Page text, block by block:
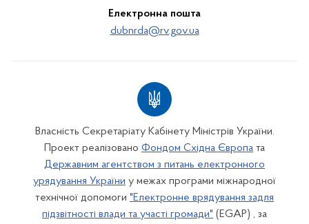
Електронна пошта
dubnrda@rv.gov.ua
Власність Секретаріату Кабінету Міністрів України.
Проект реалізовано Фондом Східна Європа та
Державним агентством з питань електронного
урядування України у межах програми міжнародної
технічної допомоги "Електронне врядування задля
підзвітності влади та участі громади" (EGAP) , за